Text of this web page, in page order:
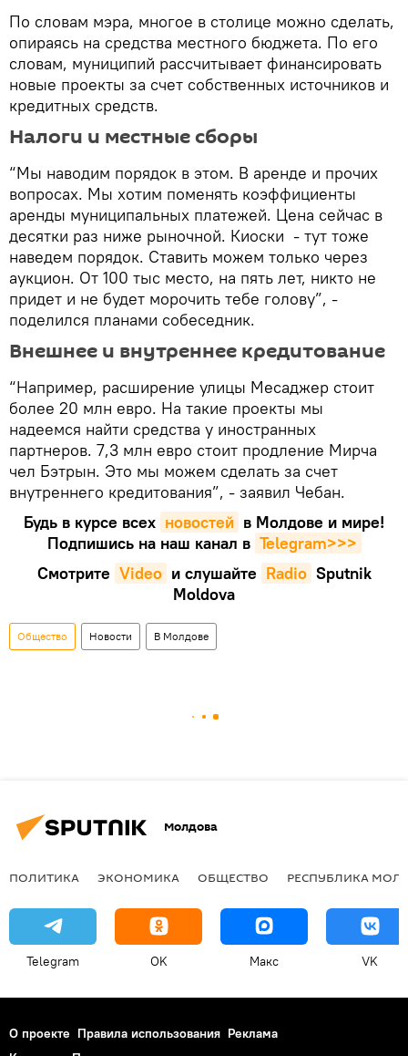
По словам мэра, многое в столице можно сделать,
опираясь на средства местного бюджета. По его
словам, муниципий рассчитывает финансировать
новые проекты за счет собственных источников и
кредитных средств.
Налоги и местные сборы
“Мы наводим порядок в этом. В аренде и прочих
вопросах. Мы хотим поменять коэффициенты
аренды муниципальных платежей. Цена сейчас в
десятки раз ниже рыночной. Киоски - тут тоже
наведем порядок. Ставить можем только через
аукцион. От 100 тыс место, на пять лет, никто не
придет и не будет морочить тебе голову”, -
поделился планами собеседник.
Внешнее и внутреннее кредитование
“Например, расширение улицы Месаджер стоит
более 20 млн евро. На такие проекты мы
надеемся найти средства у иностранных
партнеров. 7,3 млн евро стоит продление Мирча
чел Бэтрын. Это мы можем сделать за счет
внутреннего кредитования”, - заявил Чебан.
Будь в курсе всех новостей в Молдове и мире!
Подпишись на наш канал в Telegram>>>
Смотрите Video и слушайте Radio Sputnik
Moldova
Общество Новости В Молдове
Молдова
ПОЛИТИКА ЭКОНОМИКА ОБЩЕСТВО РЕСПУБЛИКА
Telegram OK Макс VK
О проекте Правила использования Реклама